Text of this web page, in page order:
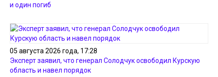
и один погиб
05 августа 2026 года, 17:28
Эксперт заявил, что генерал Солодчук освободил Курскую
область и навел порядок